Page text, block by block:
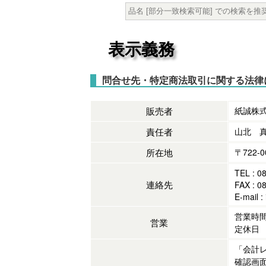
表示義務
問合せ先・特定商法取引に関する法
販売者 紙誠株
責任者 山北
所在地 〒722-
連絡先
TEL :
FAX :
E-mail :
営業
営業時
定休日
「会
確認画